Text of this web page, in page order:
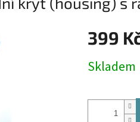
399
cena:
Skladem